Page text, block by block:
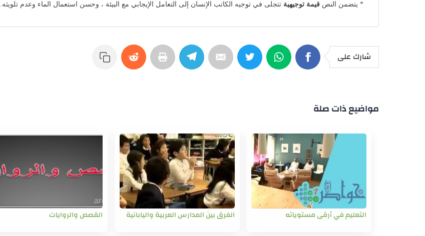
* يتضمن النص قيمة توجيهية تتجلى في توجيه الكاتب الإنسان إلى التعامل الإيجابي مع البيئة ، وحسن استعمال الماء وعدم تلويثه.
شارك على
مواضيع ذات صلة
التعليم في أرقى مستوياته الفرق بين المدارس العربية واليابانية القصص والروايات